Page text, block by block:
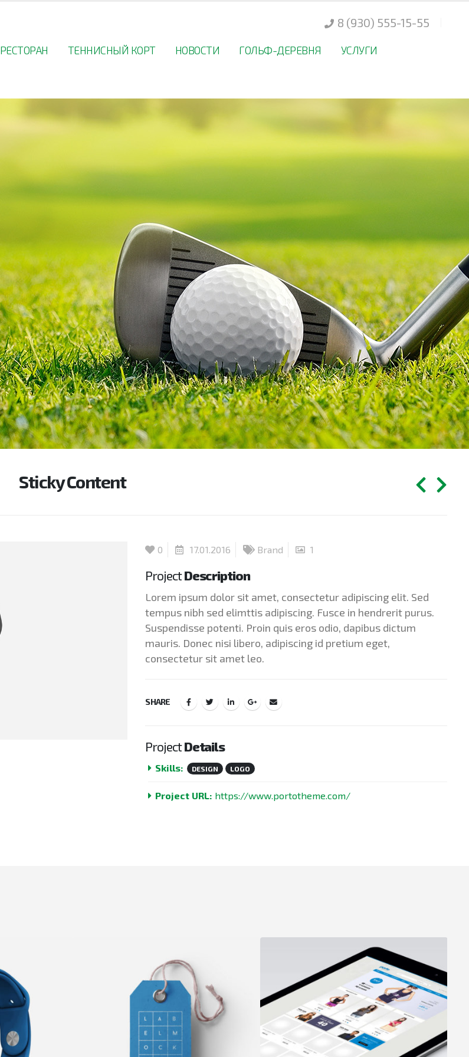
8 (930) 555-15-55
РЕСТОРАН ТЕННИСНЫЙ КОРТ НОВОСТИ ГОЛЬФ-ДЕРЕВНЯ
УСЛУГИ
Sticky Content
0 17.01.2016 Brand 1
ProjectDescription
Lorem ipsum dolor sit amet, consectetur adipiscing elit. Sed
tempus nibh sed elimttis adipiscing. Fusce in hendrerit purus.
Suspendisse potenti. Proin quis eros odio, dapibus dictum
mauris. Donec nisi libero, adipiscing id pretium eget,
consectetur sit amet leo.
SHARE
ProjectDetails
Skills: DESIGN LOGO
Project URL: https://www.portotheme.com/